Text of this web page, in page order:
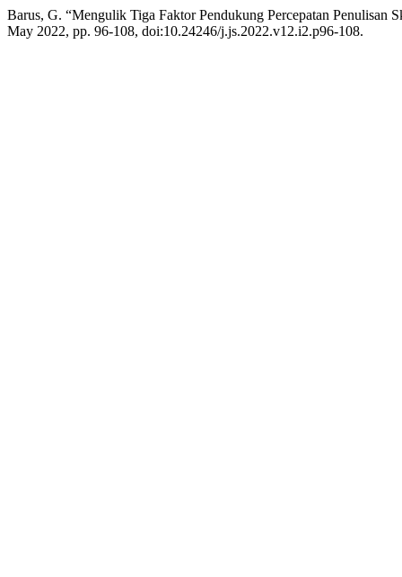
Barus, G. “Mengulik Tiga Faktor Pendukung Percepatan Penulisan
May 2022, pp. 96-108, doi:10.24246/j.js.2022.v12.i2.p96-108.